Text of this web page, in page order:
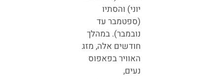
יוני) והסתיו
(ספטמבר עד
נובמבר). במהלך
חודשים אלה, מזג
האוויר בפאפוס
נעים,